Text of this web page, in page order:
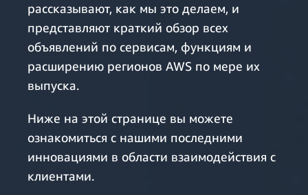
рассказывают, как мы это делаем, и
представляют краткий обзор всех
объявлений по сервисам, функциям и
расширению регионов AWS по мере их
выпуска.
Ниже на этой странице вы можете
ознакомиться с нашими последними
инновациями в области взаимодействия с
клиентами.